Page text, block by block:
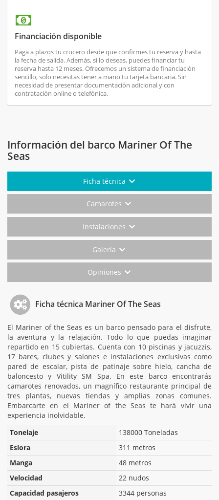
Financiación disponible
Paga a plazos tu crucero desde que confirmes tu reserva y hasta
la fecha de salida. Además, si lo deseas, puedes financiar tu
reserva hasta 12 meses. Ofrecemos un sistema de financiación
sencillo, solo necesitas tener a mano tu tarjeta bancaria. Sin
necesidad de presentar documentación adicional y con
contratación online o telefónica.
Información del barco Mariner Of The
Seas
Ficha técnica
Camarotes
Instalaciones
Galería
Opiniones
Ficha técnica Mariner Of The Seas
El Mariner of the Seas es un barco pensado para el disfrute,
la aventura y la relajación. Todo lo que puedas imaginar
repartido en 15 cubiertas. Cuenta con 10 piscinas y jacuzzis,
17 bares, clubes y salones e instalaciones exclusivas como
pared de escalar, pista de patinaje sobre hielo, cancha de
baloncesto y Vitility SM Spa. En este barco encontrarás
camarotes renovados, un magnífico restaurante principal de
tres plantas, nuevas tiendas y amplias zonas comunes.
Embarcarte en el Mariner of the Seas te hará vivir una
experiencia inolvidable.
Tonelaje
138000 Toneladas
Eslora
311 metros
Manga
48 metros
Velocidad
22 nudos
Capacidad pasajeros
3344 personas